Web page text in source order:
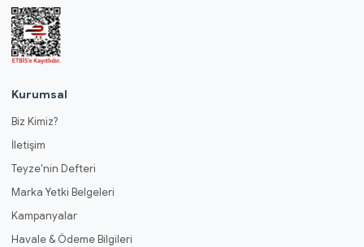
Kurumsal
Biz Kimiz?
İletişim
Teyze'nin Defteri
Marka Yetki Belgeleri
Kampanyalar
Havale & Ödeme Bilgileri